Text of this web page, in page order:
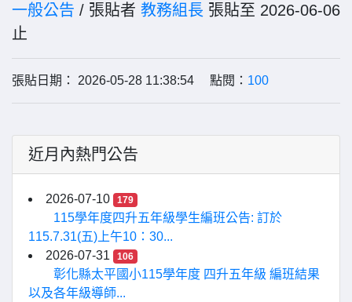
一般公告 / 張貼者 教務組長 張貼至 2026-06-06
止
張貼日期： 2026-05-28 11:38:54 點閱： 100
近月內熱門公告
2026-07-10 179
115學年度四升五年級學生編班公告: 訂於
115.7.31(五)上午10：30...
2026-07-31
106
彰化縣太平國小115學年度 四升五年級 編班結果
以及各年級導師...